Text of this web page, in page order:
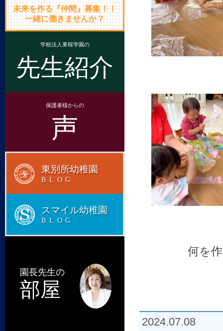
何を
2024.07.08
未来を作る『仲間』募集！！
一緒に働きませんか？
学校法人東桜学園の
先生紹介
保護者様からの
声
東別所幼稚園
BLOG
スマイル幼稚園
BLOG
園長先生の
部屋